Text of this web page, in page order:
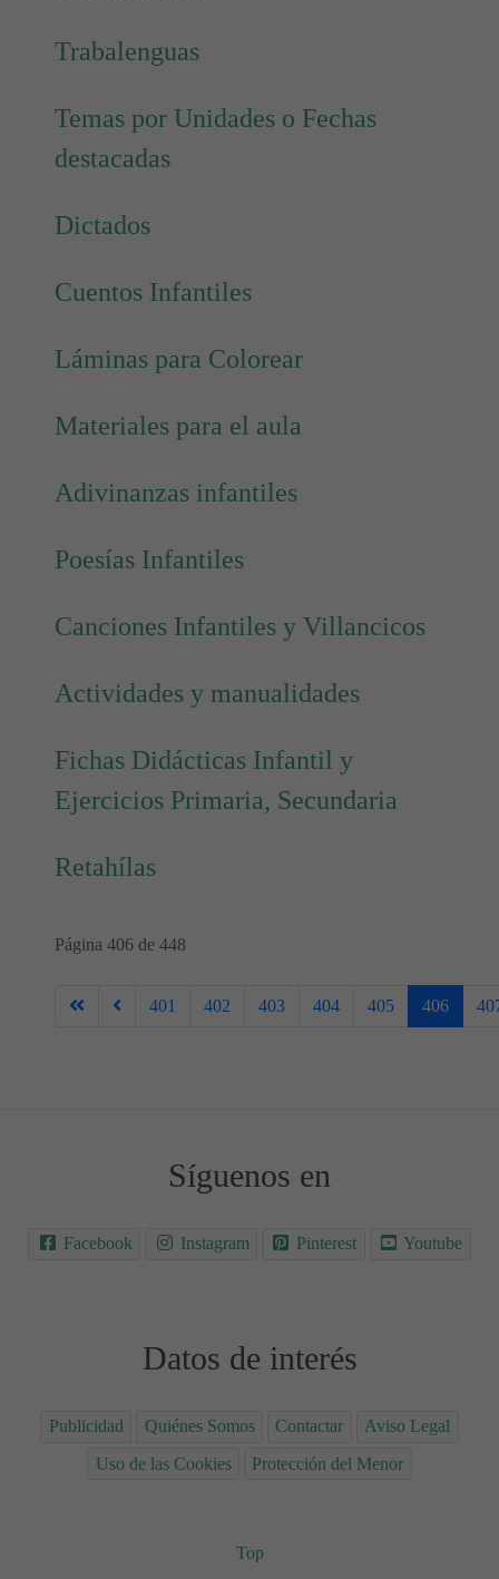
Trabalenguas
Temas por Unidades o Fechas
destacadas
Dictados
Cuentos Infantiles
Láminas para Colorear
Materiales para el aula
Adivinanzas infantiles
Poesías Infantiles
Canciones Infantiles y Villancicos
Actividades y manualidades
Fichas Didácticas Infantil y
Ejercicios Primaria, Secundaria
Retahílas
Página 406 de 448
401 402 403 404 405 406
Síguenos en
Facebook Instagram Pinterest Youtube
Datos de interés
Publicidad Quiénes Somos Contactar
Aviso Legal
Uso de las Cookies
Protección del Menor
Top